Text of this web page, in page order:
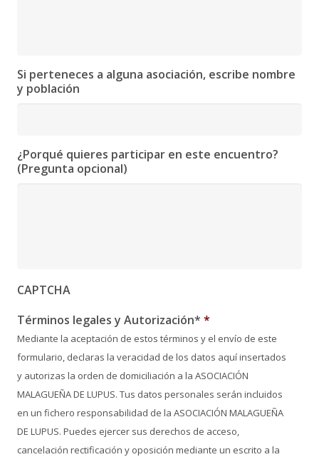
Si perteneces a alguna asociación, escribe nombre
y población
¿Porqué quieres participar en este encuentro?
(Pregunta opcional)
CAPTCHA
Términos legales y Autorización* *
Mediante la aceptación de estos términos y el envío de este
formulario, declaras la veracidad de los datos aquí insertados
y autorizas la orden de domiciliación a la ASOCIACIÓN
MALAGUEÑA DE LUPUS. Tus datos personales serán incluidos
en un fichero responsabilidad de la ASOCIACIÓN MALAGUEÑA
DE LUPUS. Puedes ejercer sus derechos de acceso,
cancelación rectificación y oposición mediante un escrito a la